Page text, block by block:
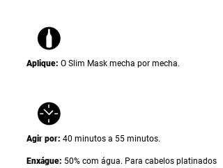
Aplique: O Slim Mask mecha por mecha.
Agir por: 40 minutos a 55 minutos.
Enxágue: 50% com água. Para cabelos platinados